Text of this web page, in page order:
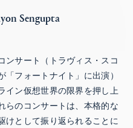
Sengupta
ンサート（トラヴィス・スコ
フォートナイト」に出演）
イン仮想世界の限界を押し上
らのコンサートは、本格的な
けとして振り返られることに